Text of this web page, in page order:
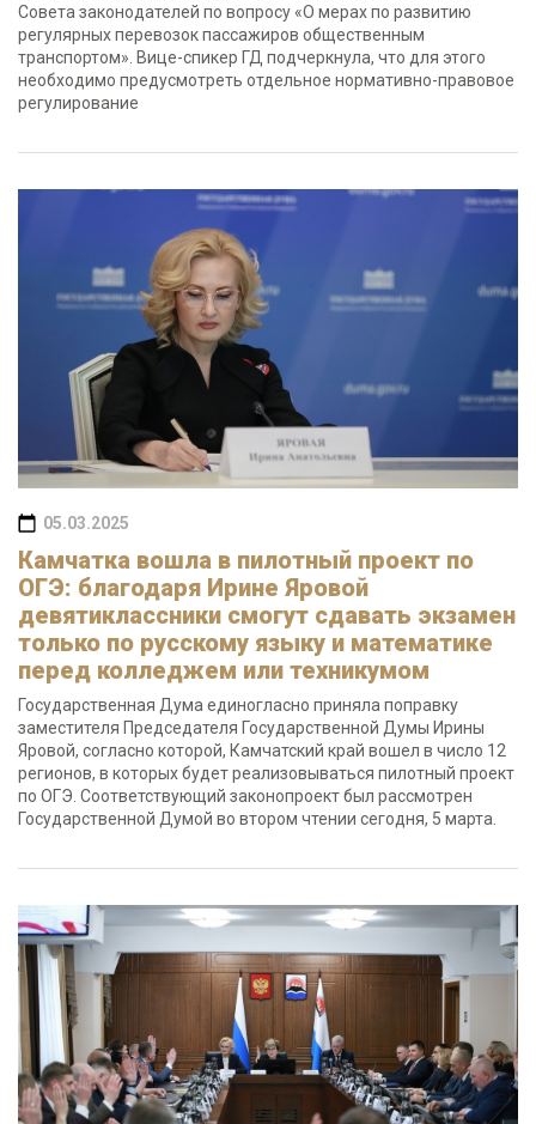
Совета законодателей по вопросу «О мерах по развитию
регулярных перевозок пассажиров общественным
транспортом». Вице-спикер ГД подчеркнула, что для этого
необходимо предусмотреть отдельное нормативно-правовое
регулирование
05.03.2025
Камчатка вошла в пилотный проект по
ОГЭ: благодаря Ирине Яровой
девятиклассники смогут сдавать экзамен
только по русскому языку и математике
перед колледжем или техникумом
Государственная Дума единогласно приняла поправку
заместителя Председателя Государственной Думы Ирины
Яровой, согласно которой, Камчатский край вошел в число 12
регионов, в которых будет реализовываться пилотный проект
по ОГЭ. Соответствующий законопроект был рассмотрен
Государственной Думой во втором чтении сегодня, 5 марта.